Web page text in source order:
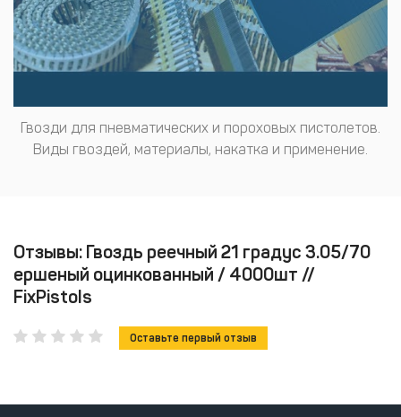
Гвозди для пневматических и пороховых пистолетов.
Виды гвоздей, материалы, накатка и применение.
Отзывы: Гвоздь реечный 21 градус 3.05/70
ершеный оцинкованный / 4000шт //
FixPistols
Оставьте первый отзыв